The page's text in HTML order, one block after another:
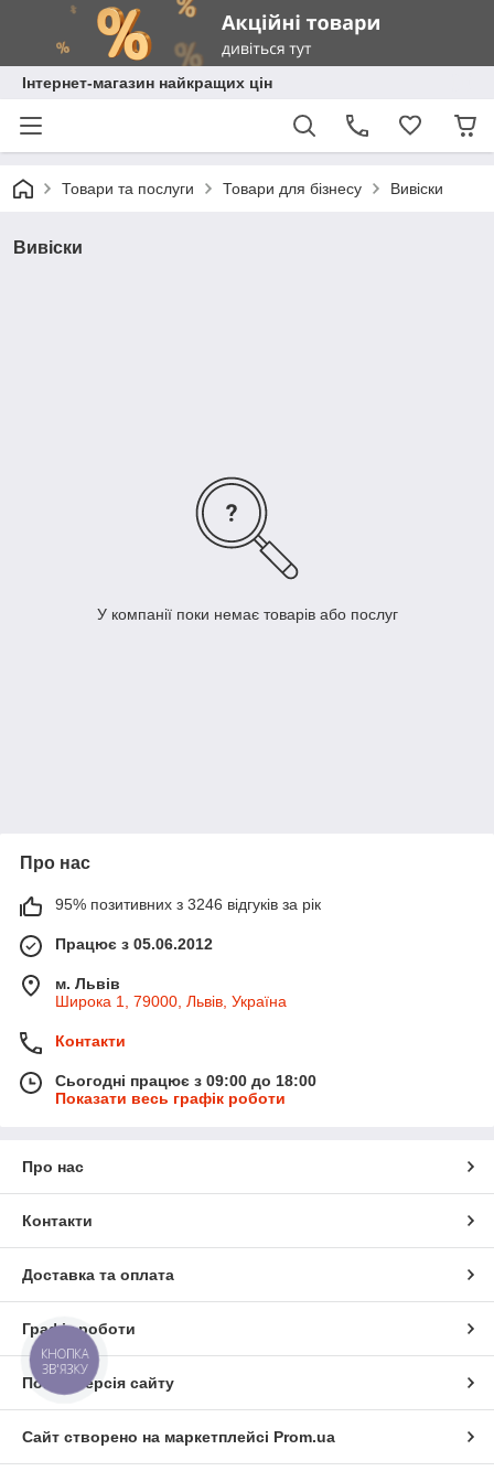
Інтернет-магазин найкращих цін
Товари та послуги Товари для бізнесу Вивіски
Вивіски
У компанії поки немає товарів або послуг
Про нас
95% позитивних з 3246 відгуків за рік
Працює з 05.06.2012
м. Львів
Широка 1, 79000, Львів, Україна
Контакти
Сьогодні працює з 09:00 до 18:00
Показати весь графік роботи
Про нас
Контакти
Доставка та оплата
Графік роботи
Повна версія сайту
Сайт створено на маркетплейсі Prom.ua
КНОПКА
ЗВ'ЯЗКУ